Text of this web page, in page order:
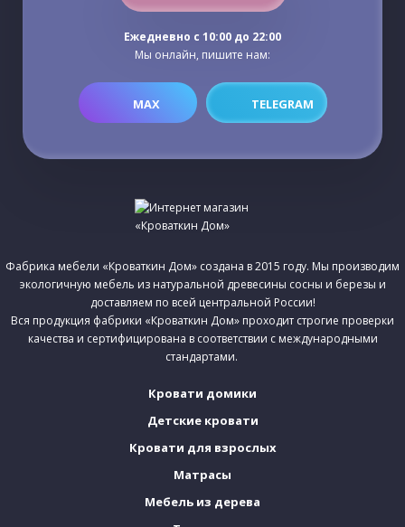
Ежедневно c 10:00 до 22:00
Мы онлайн, пишите нам:
MAX TELEGRAM
Фабрика мебели «Кроваткин Дом» создана в 2015 году. Мы производим
экологичную мебель из натуральной древесины сосны и березы и
доставляем по всей центральной России!
Вся продукция фабрики «Кроваткин Дом» проходит строгие проверки
качества и сертифицирована в соответствии с международными
стандартами.
Кровати домики
Детские кровати
Кровати для взрослых
Матрасы
Мебель из дерева